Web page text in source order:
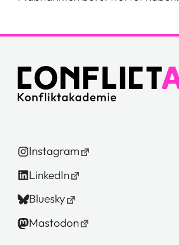
Instagram
LinkedIn
Bluesky
Mastodon